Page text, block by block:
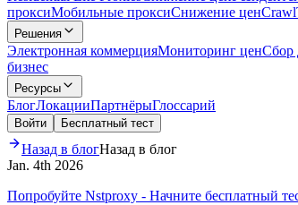
проксиМобильные проксиСнижение ценCrawl
Решения
Электронная коммерцияМониторинг ценСбор
бизнес
Ресурсы
БлогЛокацииПартнёрыГлоссарий
Войти Бесплатный тест
Назад в блогНазад в блог
Jan. 4th 2026
Попробуйте Nstproxy - Начните бесплатный